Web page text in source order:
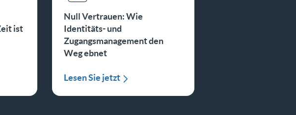
ist
Null Vertrauen: Wie
Identitäts- und
Zugangsmanagement den
Weg ebnet
Lesen Sie jetzt